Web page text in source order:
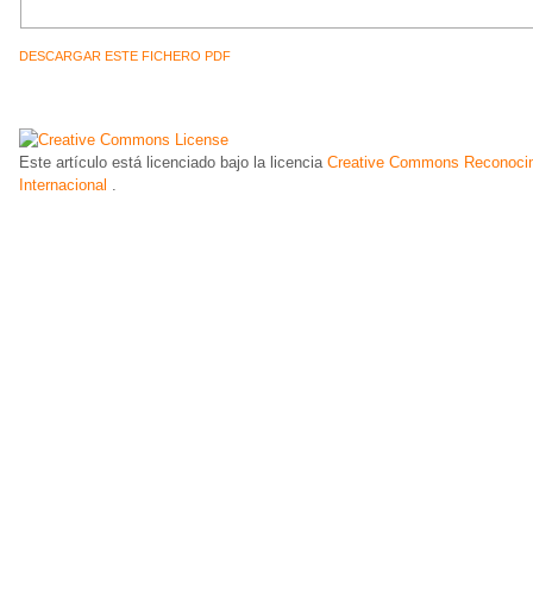
DESCARGAR ESTE FICHERO PDF
Este artículo está licenciado bajo la licencia Creative Commons
Internacional .